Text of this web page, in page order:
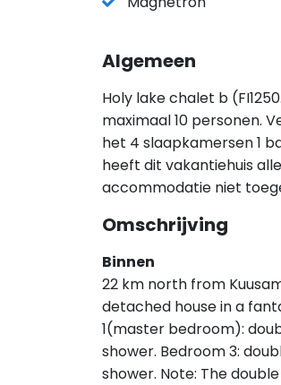
Algemeen
Holy lake chalet b
maximaal 10 personen.
het 4 slaapkamersen 1
heeft dit vakantiehuis
accommodatie niet
Omschrijving
Binnen
22 km north from
detached house in a
1(master bedroom):
shower. Bedroom 3:
shower. Note: The